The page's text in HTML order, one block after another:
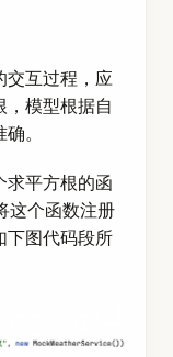
交互过程，应
，模型根据自
。
求平方根的函
这个函数注册
下图代码段所